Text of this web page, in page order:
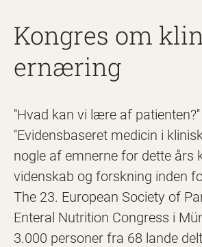
Kongres om
ernæring
''Hvad kan vi lære af
''Evidensbaseret medicin i
nogle af emnerne for dette års
videnskab og forskning inden
The 23. European Society of
Enteral Nutrition Congress i
3.000 personer fra 68 lande